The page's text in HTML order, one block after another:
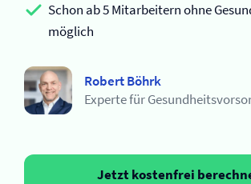
Schon ab 5 Mitarbeitern ohne
möglich
Robert Böhrk
Experte für
Jetzt kostenfrei